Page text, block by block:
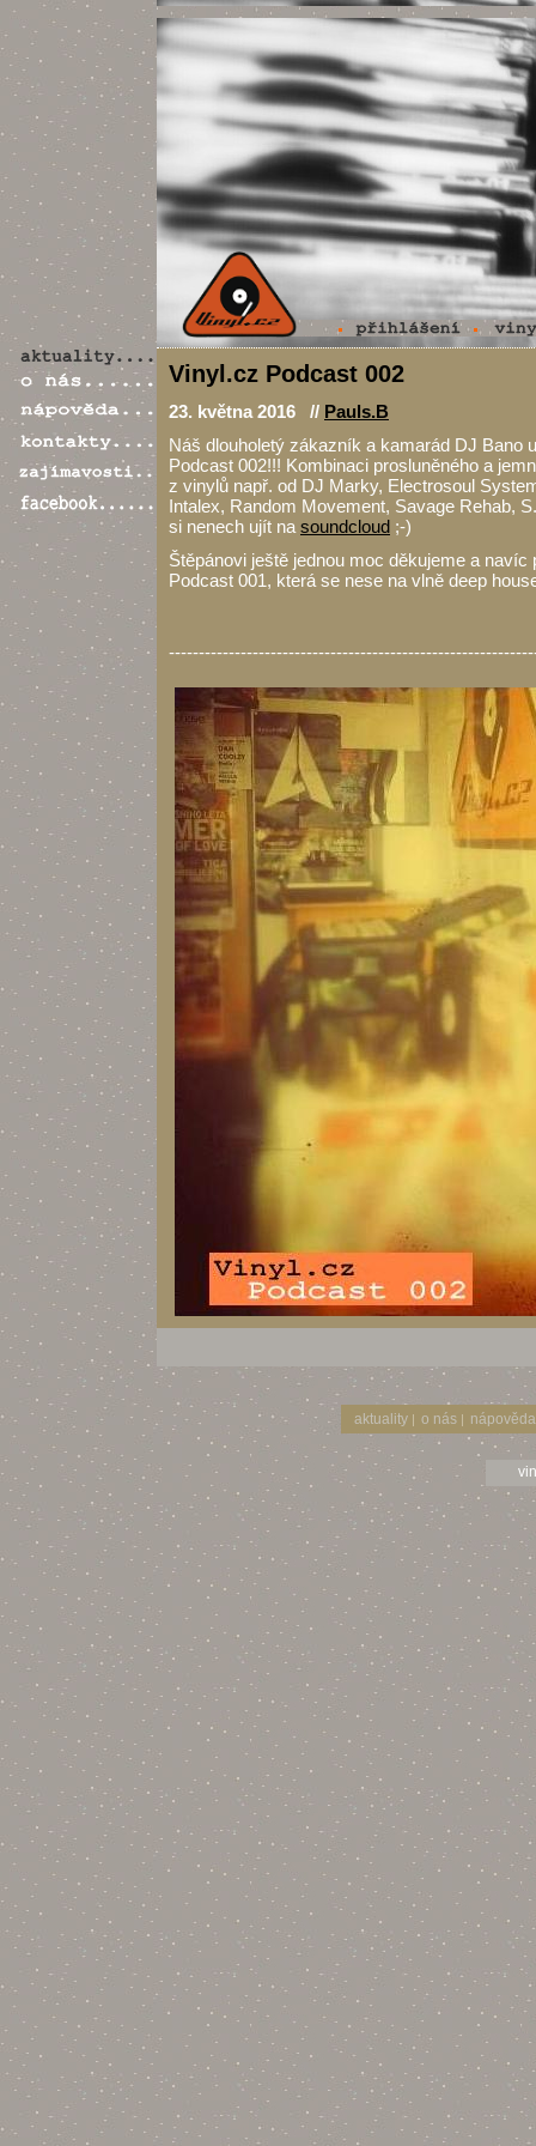
Vinyl.cz Podcast 002
23. května 2016 // Pauls.B
Náš dlouholetý zákazník a kamarád DJ Bano
Podcast 002!!! Kombinaci prosluněného a
z vinylů např. od DJ Marky, Electrosoul
Intalex, Random Movement, Savage Rehab,
si nenech ujít na soundcloud ;-)
Štěpánovi ještě jednou moc děkujeme a
Podcast 001, která se nese na vlně deep
aktuality | o nás | nápověda